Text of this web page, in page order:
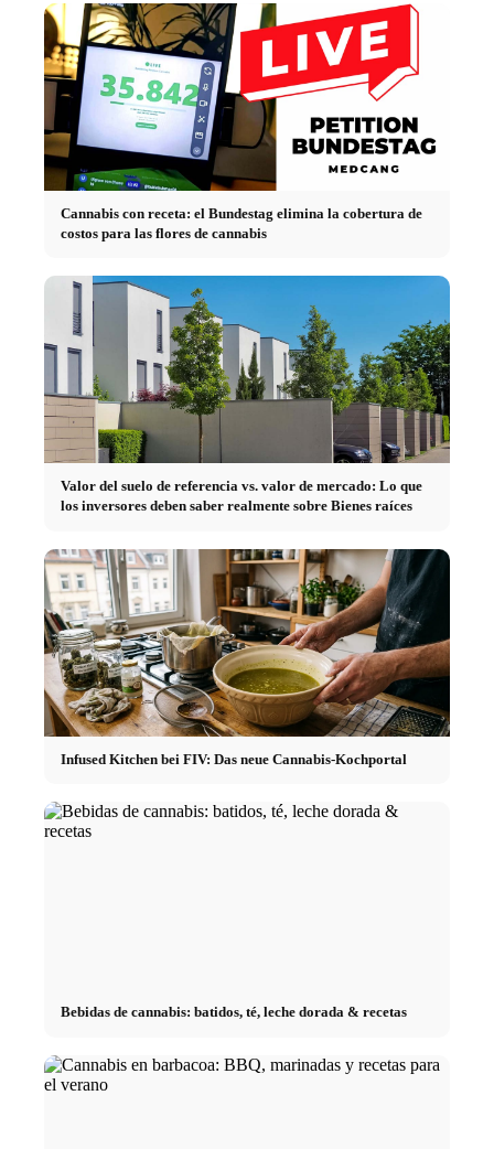
Cannabis con receta: el Bundestag elimina la cobertura de
costos para las flores de cannabis
Valor del suelo de referencia vs. valor de mercado: Lo que
los inversores deben saber realmente sobre Bienes raíces
Infused Kitchen bei FIV: Das neue Cannabis-Kochportal
Bebidas de cannabis: batidos, té, leche dorada & recetas